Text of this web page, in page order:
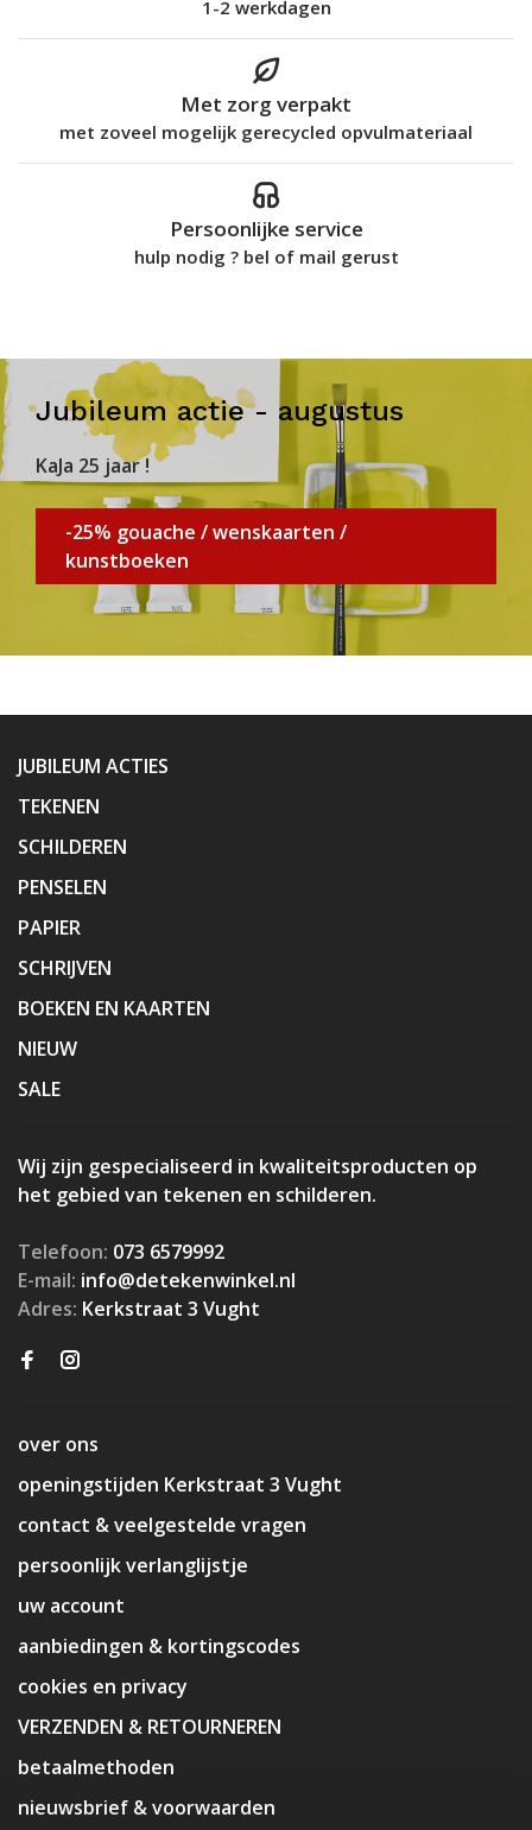
1-2 werkdagen
Met zorg verpakt
met zoveel mogelijk gerecycled opvulmateriaal
Persoonlijke service
hulp nodig ? bel of mail gerust
Jubileum actie - augustus
KaJa 25 jaar !
-25% gouache / wenskaarten /
kunstboeken
JUBILEUM ACTIES
TEKENEN
SCHILDEREN
PENSELEN
PAPIER
SCHRIJVEN
BOEKEN EN KAARTEN
NIEUW
SALE
Wij zijn gespecialiseerd in kwaliteitsproducten op
het gebied van tekenen en schilderen.
Telefoon: 073 6579992
E-mail: info@detekenwinkel.nl
Adres: Kerkstraat 3 Vught
over ons
openingstijden Kerkstraat 3 Vught
contact & veelgestelde vragen
persoonlijk verlanglijstje
uw account
aanbiedingen & kortingscodes
cookies en privacy
VERZENDEN & RETOURNEREN
betaalmethoden
nieuwsbrief & voorwaarden